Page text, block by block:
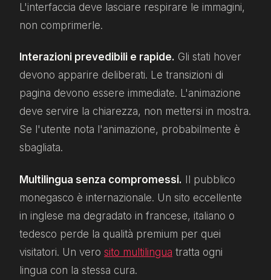
L'interfaccia deve lasciare respirare le immagini,
non comprimerle.
Interazioni prevedibili e rapide. Gli stati hover
devono apparire deliberati. Le transizioni di
pagina devono essere immediate. L'animazione
deve servire la chiarezza, non mettersi in mostra.
Se l'utente nota l'animazione, probabilmente è
sbagliata.
Multilingua senza compromessi. Il pubblico
monegasco è internazionale. Un sito eccellente
in inglese ma degradato in francese, italiano o
tedesco perde la qualità premium per quei
visitatori. Un vero sito multilingua tratta ogni
lingua con la stessa cura.